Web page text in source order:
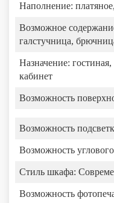
Наполнение:
Возможное
галстучница,
Назначение:
кабинет
Возможность
Возможность
Возможность
Стиль шкафа:
Возможность